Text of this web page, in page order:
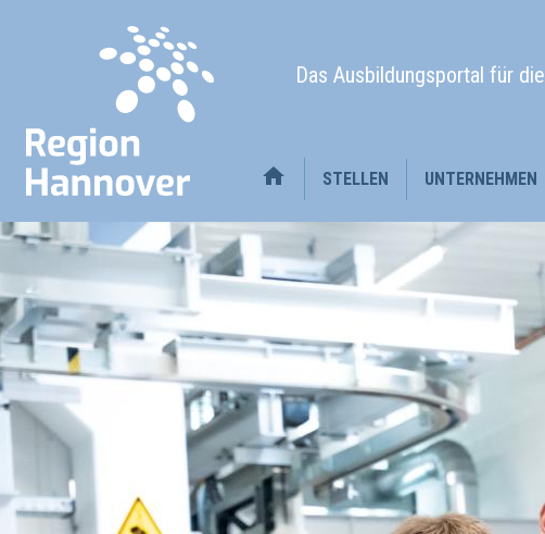
Das Ausbildungsportal für die
STELLEN UNTERNEHMEN